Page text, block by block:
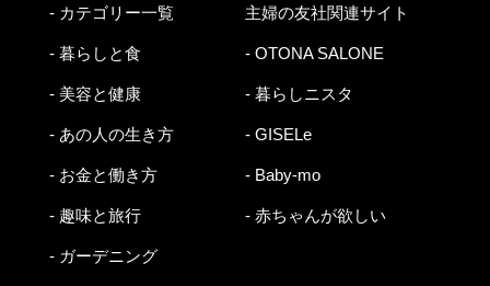
- カテゴリー一覧
- 暮らしと食
- 美容と健康
- あの人の生き方
- お金と働き方
- 趣味と旅行
- ガーデニング
主婦の友社関連サイト
- OTONA SALONE
- 暮らしニスタ
- GISELe
- Baby-mo
- 赤ちゃんが欲しい